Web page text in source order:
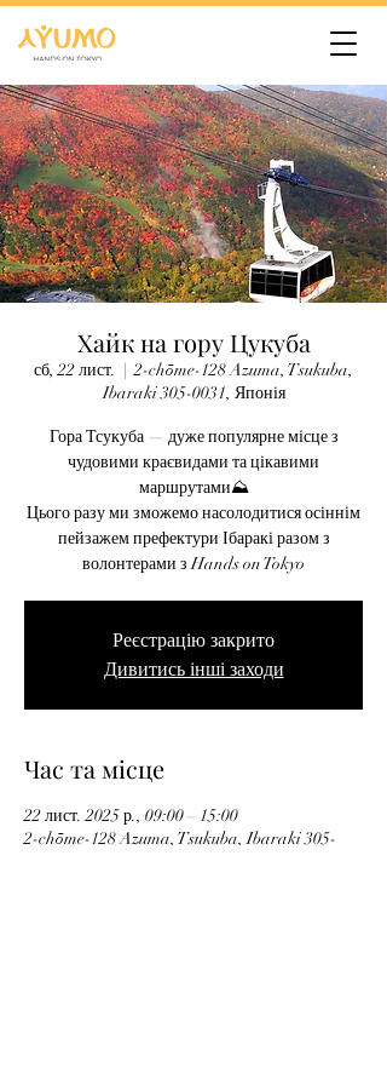
Хайк на гору Цукуба
сб, 22 лист.
  |
2-chōme-128 Azuma, Tsukuba,
Ibaraki 305-0031, Японія
Гора Тсукуба — дуже популярне місце з
чудовими краєвидами та цікавими
маршрутами⛰
Цього разу ми зможемо насолодитися осіннім
пейзажем префектури Ібаракі разом з
волонтерами з Hands on Tokyo
Реєстрацію закрито
Дивитись інші заходи
Час та місце
22 лист. 2025 р., 09:00 – 15:00
2-chōme-128 Azuma, Tsukuba, Ibaraki 305-